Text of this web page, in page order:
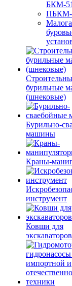
БКМ-
ПБКМ-
бурильные
(шнековые)
Бурильно-
машины
Краны-
инструмент
Ковши для
экскаваторов